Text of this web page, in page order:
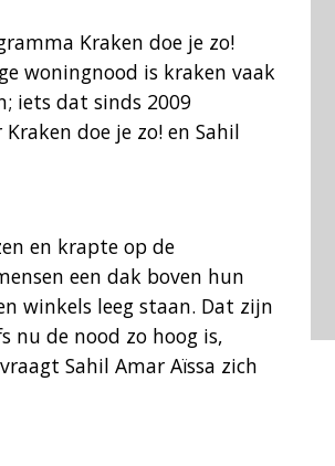
Kraken doe je zo!
woningnood is kraken vaak
iets dat sinds 2009
doe je zo! en Sahil
en krapte op de
een dak boven hun
winkels leeg staan. Dat zijn
nu de nood zo hoog is,
Sahil Amar Aïssa zich